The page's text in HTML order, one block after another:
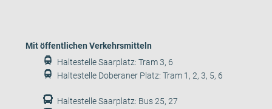
Mit öffentlichen Verkehrsmitteln
Haltestelle Saarplatz: Tram 3, 6
Haltestelle Doberaner Platz: Tram 1, 2, 3, 5, 6
Haltestelle Saarplatz: Bus 25, 27